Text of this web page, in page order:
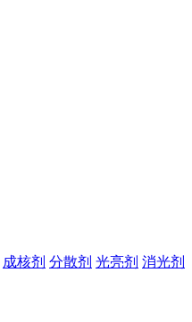
成核剂 分散剂 光亮剂 消光剂